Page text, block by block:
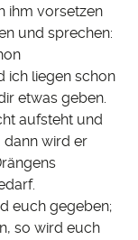
ihm vorsetzen
und sprechen:
ich liegen schon
etwas geben.
aufsteht und
dann wird er
euch gegeben;
so wird euch